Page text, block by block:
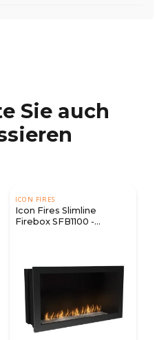
Sie auch
ICON FIRES
Icon Fires Slimline
Firebox SFB1100 -